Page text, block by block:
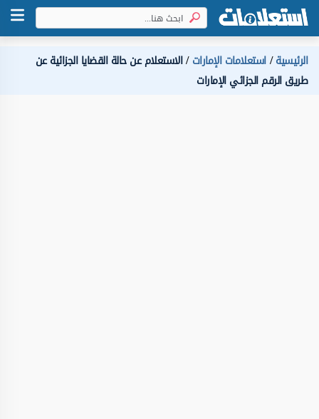
الرئيسية استعلامات الإمارات الاستعلام عن حالة القضايا الجزائية عن
طريق الرقم الجزائي الإمارات